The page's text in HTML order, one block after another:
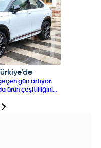
gün artıyor.
ürün çeşitliliğini
karbon
başında